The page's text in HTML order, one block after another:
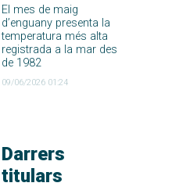
El mes de maig
d’enguany presenta la
temperatura més alta
registrada a la mar des
de 1982
09/06/2026 01:24
Darrers
titulars